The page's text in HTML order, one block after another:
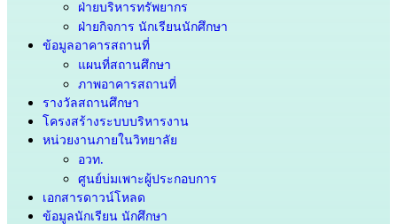
ฝ่ายบริหารทรัพยากร
ฝ่ายกิจการ นักเรียนนักศึกษา
ข้อมูลอาคารสถานที่
แผนที่สถานศึกษา
ภาพอาคารสถานที่
รางวัลสถานศึกษา
โครงสร้างระบบบริหารงาน
หน่วยงานภายในวิทยาลัย
อวท.
ศูนย์บ่มเพาะผู้ประกอบการ
เอกสารดาวน์โหลด
ข้อมูลนักเรียน นักศึกษา